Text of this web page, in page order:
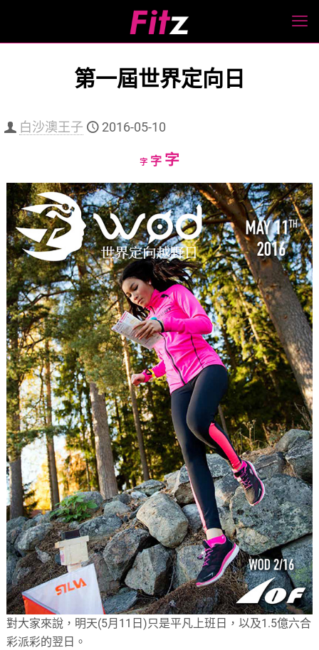
第一屆世界定向日
白沙澳王子 2016-05-10
字Decrease
size.
字Reset
size.
字Increase
size.
對大家來說，明天(5月 11 日)只是平凡上班日，以及1.5億六合
彩派彩的翌日。